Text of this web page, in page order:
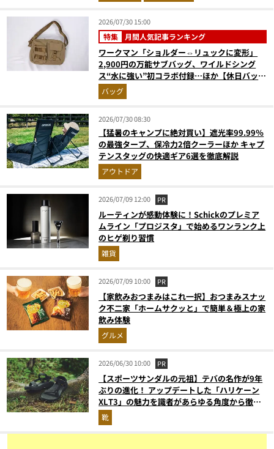
2026/07/30 15:00
特集 月間人気記事ランキング
ワークマン「ショルダー⇔リュックに変形」
2,900円の万能サブバッグ、ワイルドシング
ス“水に強い”初コラボ付録…ほか【休日バッグ
の人気記事ランキングベスト3】（2026年6月
版）
バッグ
2026/07/30 08:30
【猛暑のキャンプに絶対買い】遮光率99.99％
の最強タープ、保冷力2倍クーラーほか キャプ
テンスタッグの快適ギア6選を徹底解説
アウトドア
2026/07/09 12:00 PR
ルーティンが感動体験に！Schickのプレミア
ムライン「プロジスタ」で始めるワンランク上
のヒゲ剃り習慣
雑貨
2026/07/09 10:00 PR
【家飲みおつまみはこれ一択】おつまみスナッ
ク不二家「ホームサクッと」で簡単＆極上の家
飲み体験
グルメ
2026/06/30 10:00 PR
【スポーツサンダルの元祖】テバの名作が9年
ぶりの進化！ アップデートした「ハリケーン
XLT3」の魅力を識者があらゆる角度から徹底
解説！
靴